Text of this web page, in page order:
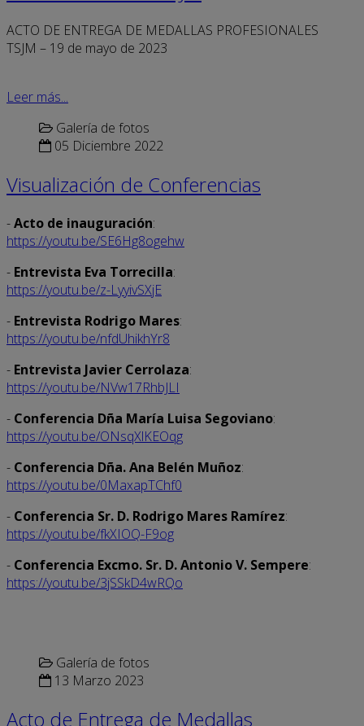
ACTO DE ENTREGA DE MEDALLAS PROFESIONALES
TSJM – 19 de mayo de 2023
Leer más...
Galería de fotos
05 Diciembre 2022
Visualización de Conferencias
-Acto de inauguración:
https://youtu.be/SE6Hg8ogehw
- Entrevista Eva Torrecilla:
https://youtu.be/z-LyyivSXjE
- Entrevista Rodrigo Mares:
https://youtu.be/nfdUhikhYr8
- Entrevista Javier Cerrolaza:
https://youtu.be/NVw17RhbJLI
- Conferencia Dña María Luisa Segoviano:
https://youtu.be/ONsqXlKEOqg
- Conferencia Dña. Ana Belén Muñoz:
https://youtu.be/0MaxapTChf0
- Conferencia Sr. D. Rodrigo Mares Ramírez:
https://youtu.be/fkXIOQ-F9og
- Conferencia Excmo. Sr. D. Antonio V. Sempere:
https://youtu.be/3jSSkD4wRQo
Galería de fotos
13 Marzo 2023
Acto de Entrega de Medallas